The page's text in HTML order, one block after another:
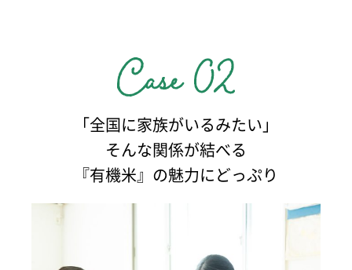
「全国に家族がいるみたい」
そんな関係が結べる
『有機米』の魅力にどっぷり